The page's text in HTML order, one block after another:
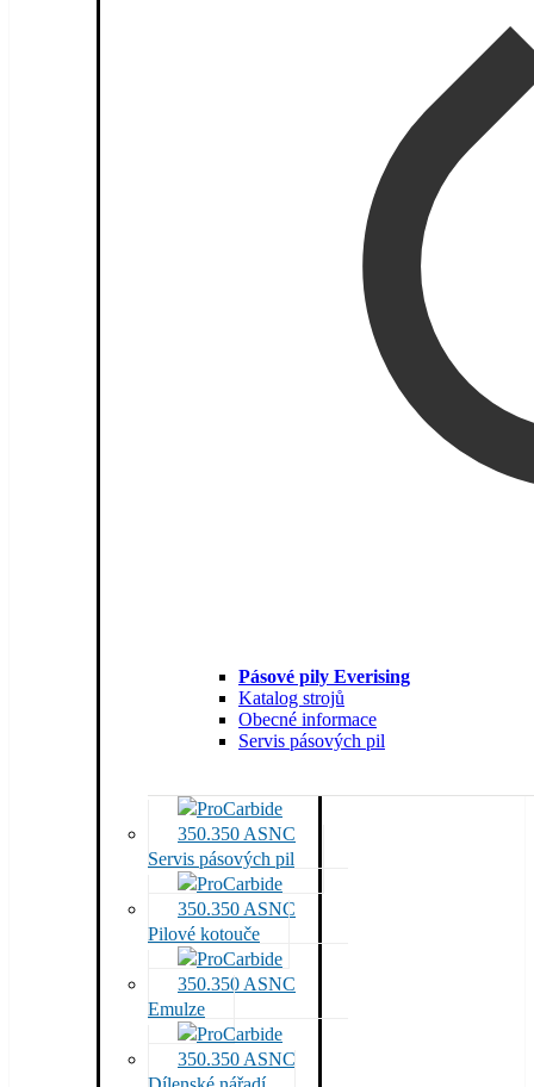
Pásové pily Everising
Katalog strojů
Obecné informace
Servis pásových pil
Servis pásových pil
Pilové kotouče
Emulze